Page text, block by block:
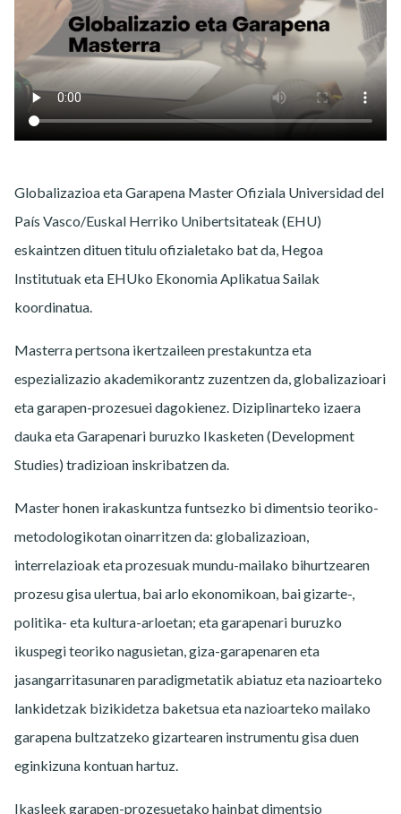
Globalizazioa eta Garapena Master Ofiziala Universidad del
País Vasco/Euskal Herriko Unibertsitateak (EHU)
eskaintzen dituen titulu ofizialetako bat da, Hegoa
Institutuak eta EHUko Ekonomia Aplikatua Sailak
koordinatua.
Masterra pertsona ikertzaileen prestakuntza eta
espezializazio akademikorantz zuzentzen da, globalizazioari
eta garapen-prozesuei dagokienez. Diziplinarteko izaera
dauka eta Garapenari buruzko Ikasketen (Development
Studies) tradizioan inskribatzen da.
Master honen irakaskuntza funtsezko bi dimentsio teoriko-
metodologikotan oinarritzen da: globalizazioan,
interrelazioak eta prozesuak mundu-mailako bihurtzearen
prozesu gisa ulertua, bai arlo ekonomikoan, bai gizarte-,
politika- eta kultura-arloetan; eta garapenari buruzko
ikuspegi teoriko nagusietan, giza-garapenaren eta
jasangarritasunaren paradigmetatik abiatuz eta nazioarteko
lankidetzak bizikidetza baketsua eta nazioarteko mailako
garapena bultzatzeko gizartearen instrumentu gisa duen
eginkizuna kontuan hartuz.
Ikasleek garapen-prozesuetako hainbat dimentsio